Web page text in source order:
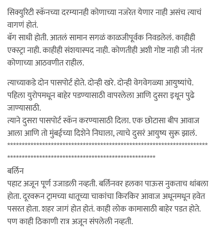
सिक्युरिटी स्कॅनच्या दरम्यानही कोणाच्या नजरेत येणार नाही असंच त्याचं
वागणं होतं.
बॅग साधी होती. आतलं सामान सगळं काळजीपूर्वक निवडलेलं. काहीही
एक्स्ट्रा नाही. काहीही संशयास्पद नाही. कोणतीही अशी गोष्ट नाही जी नंतर
कोणाच्या आठवणीत राहील.
त्याच्याकडे दोन पासपोर्ट होते. दोन्ही खरे. दोन्ही वेगवेगळ्या आयुष्यांचे.
पहिला युरोपमधून बाहेर पडण्यासाठी वापरलेला आणि दुसरा इथून पुढे
जाण्यासाठी.
त्याने दुसरा पासपोर्ट स्कॅन करण्यासाठी दिला. एक छोटासा बीप आवाज
आला आणि तो मुंबईच्या दिशेने निघाला, त्याचे दुसरं आयुष्य सुरू झालं.
*********************************************************************
***************************************************
बर्लिन
पहाट अजून पूर्ण उजाडली नव्हती. बर्लिनवर हलका पाऊस नुकताच थांबला
होता. दूरवरून ट्रामच्या धातूच्या चाकांचा किरकिर आवाज अधूनमधून हवेत
पसरत होता. शहर जागं होत होतं. काही लोक कामासाठी बाहेर पडत होते.
पण काही ठिकाणी रात्र अजून संपलेली नव्हती.